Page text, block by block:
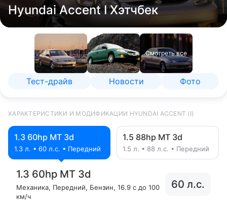
Hyundai Accent I Хэтчбек
Смотреть все
Тест-драйв Новости Фото
ХАРАКТЕРИСТИКИ И МОДИФИКАЦИИ HYUNDAI ACCENT (I)
1.3 60hp MT 3d
1.3 л. • 60 л.с. • Передний
1.5 88hp MT 3d
1.5 л. • 88 л.с. • Передний
1.3 60hp MT 3d
Механика, Передний, Бензин, 16.9 с до 100
км/ч
60 л.с.